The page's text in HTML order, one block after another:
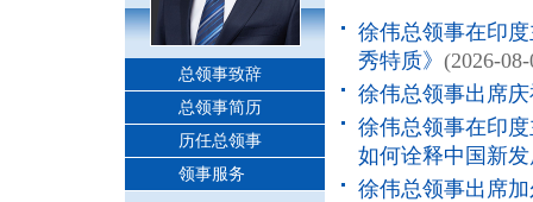
总领事致辞
总领事简历
历任总领事
领事服务
徐伟总领事在印
秀特质》 (2026-
徐伟总领事出席
徐伟总领事在印
如何诠释中国新
徐伟总领事出席